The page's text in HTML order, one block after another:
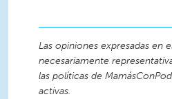
Las opiniones expresadas en
necesariamente
las políticas de
activas.